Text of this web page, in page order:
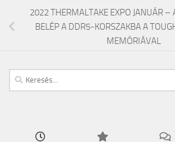
2022 THERMALTAKE EXPO JANUÁR –
BELÉP A DDR5-KORSZAKBA A
MEMÓRIÁVAL
Keresés: